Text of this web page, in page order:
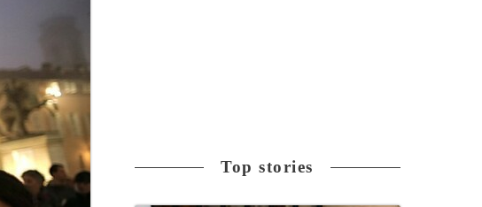
Top stories